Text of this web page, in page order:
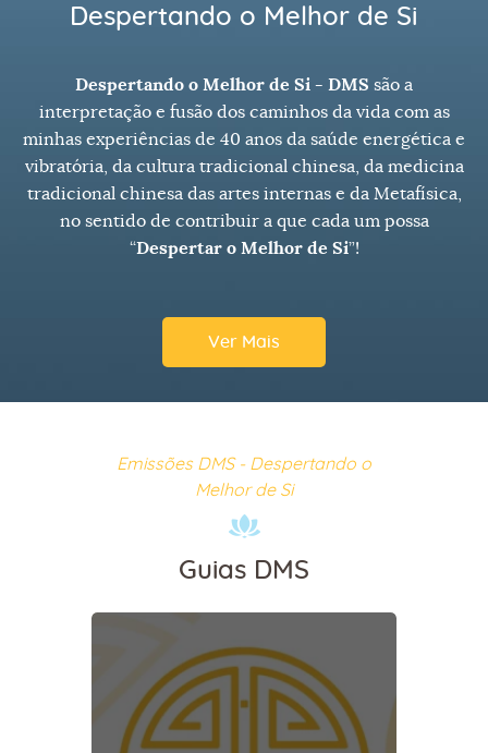
Despertando o Melhor de Si
Despertando o Melhor de Si - DMS são a
interpretação e fusão dos caminhos da vida com as
minhas experiências de 40 anos da saúde energética e
vibratória, da cultura tradicional chinesa, da medicina
tradicional chinesa das artes internas e da Metafísica,
no sentido de contribuir a que cada um possa
“Despertar o Melhor de Si”!
Ver Mais
Emissões DMS - Despertando o
Melhor de Si
Guias DMS